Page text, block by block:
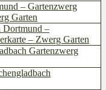
– Gartenzwerg
Garten
–
– Zwerg Garten
Gartenzwerg